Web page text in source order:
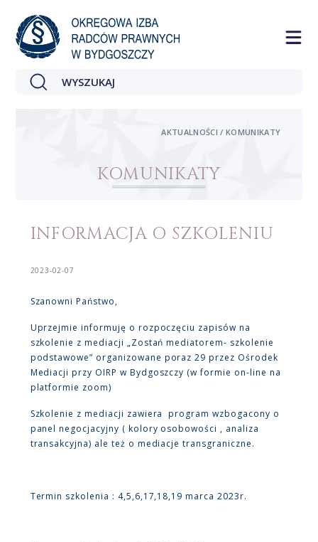
KOMUNIKATY
AKTUALNOŚCI / KOMUNIKATY
INFORMACJA O SZKOLENIU
2023-02-07
Szanowni Państwo,
Uprzejmie informuję o rozpoczęciu zapisów na
szkolenie z mediacji „Zostań mediatorem- szkolenie
podstawowe” organizowane poraz 29 przez Ośrodek
Mediacji przy OIRP w Bydgoszczy (w formie on-line na
platformie zoom)
Szkolenie z mediacji zawiera program wzbogacony o
panel negocjacyjny ( kolory osobowości , analiza
transakcyjna) ale też o mediacje transgraniczne.
Termin szkolenia : 4,5,6,17,18,19 marca 2023r.